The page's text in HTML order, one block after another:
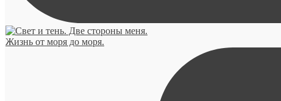
Жизнь от моря до моря.